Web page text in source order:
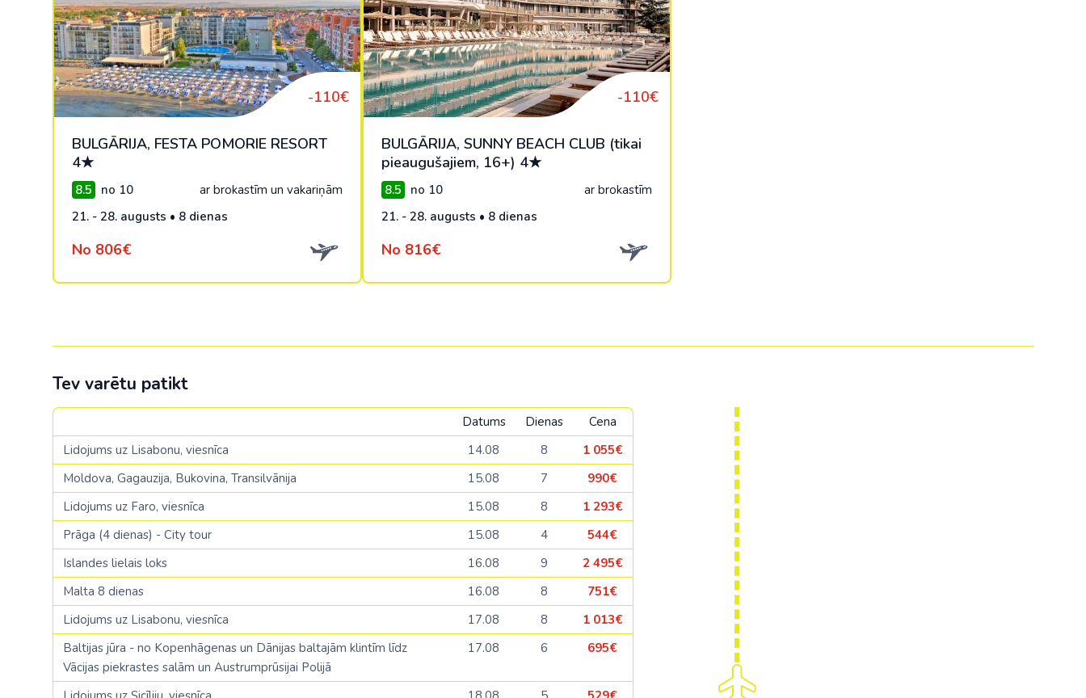
-110€
BULGĀRIJA, FESTA POMORIE RESORT
4★
8.5 no 10
ar brokastīm un vakariņām
21. - 28. augusts • 8 dienas
No 806€
-110€
BULGĀRIJA, SUNNY BEACH CLUB (tikai
pieaugušajiem, 16+) 4★
8.5 no 10
ar brokastīm
21. - 28. augusts • 8 dienas
No 816€
Tev varētu patikt
Datums Dienas
Cena
Lidojums uz Lisabonu, viesnīca
14.08 8
1 055€
Moldova, Gagauzija, Bukovina, Transilvānija
15.08 7
990€
Lidojums uz Faro, viesnīca
15.08 8
1 293€
Prāga (4 dienas) - City tour
15.08 4
544€
Islandes lielais loks
16.08 9
2 495€
Malta 8 dienas
16.08 8
751€
Lidojums uz Lisabonu, viesnīca
17.08 8
1 013€
Baltijas jūra - no Kopenhāgenas un Dānijas baltajām klintīm līdz
Vācijas piekrastes salām un Austrumprūsijai Polijā
17.08 6 695€